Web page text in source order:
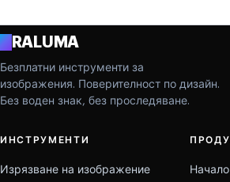
ARALUMA
Безплатни инструменти за
изображения. Поверителност по дизайн.
Без воден знак, без проследяване.
ИНСТРУМЕНТИ
Изрязване на изображение Начало